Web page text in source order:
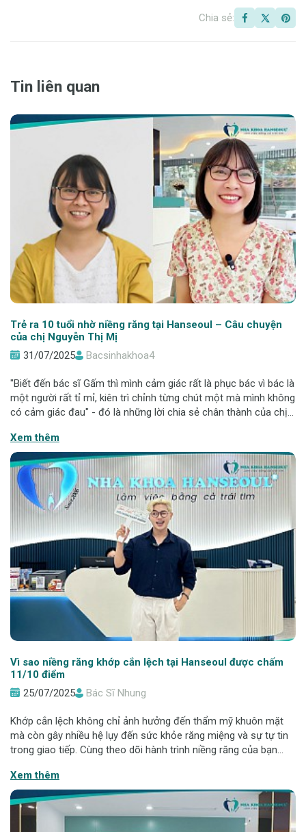
Chia sẻ:
Tin liên quan
Trẻ ra 10 tuổi nhờ niềng răng tại Hanseoul – Câu chuyện
của chị Nguyễn Thị Mị
31/07/2025
Bacsinhakhoa4
"Biết đến bác sĩ Gấm thì mình cảm giác rất là phục bác vì bác là
một người rất tỉ mỉ, kiên trì chỉnh từng chút một mà mình không
có cảm giác đau" - đó là những lời chia sẻ chân thành của chị
Ngại c
Xem thêm
Vì sao niềng răng khớp cắn lệch tại Hanseoul được chấm
11/10 điểm
25/07/2025
Bác Sĩ Nhung
Khớp cắn lệch không chỉ ảnh hưởng đến thẩm mỹ khuôn mặt
mà còn gây nhiều hệ lụy đến sức khỏe răng miệng và sự tự tin
trong giao tiếp. Cùng theo dõi hành trình niềng răng của bạn
tại Nha khoa Hanseoul
Xem thêm